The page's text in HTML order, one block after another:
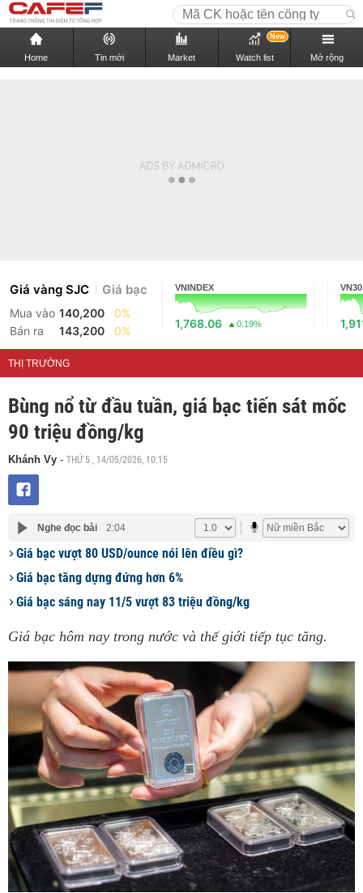
Home Tin mới Market Watch list
New
Mở rộng
Giá vàng SJC Giá bạc
Mua vào 140,200
0%
Bán ra
143,200 0%
VNINDEX
1,768.06 0.19%
VN30
THỊ TRƯỜNG
Bùng nổ từ đầu tuần, giá bạc tiến sát mốc
90 triệu đồng/kg
Khánh Vy - THỨ 5 , 14/05/2026, 10:15
Nghe đọc bài 2:04
Giá bạc vượt 80 USD/ounce nói lên điều gì?
Giá bạc tăng dựng đứng hơn 6%
Giá bạc sáng nay 11/5 vượt 83 triệu đồng/kg
Giá bạc hôm nay trong nước và thế giới tiếp tục tăng.